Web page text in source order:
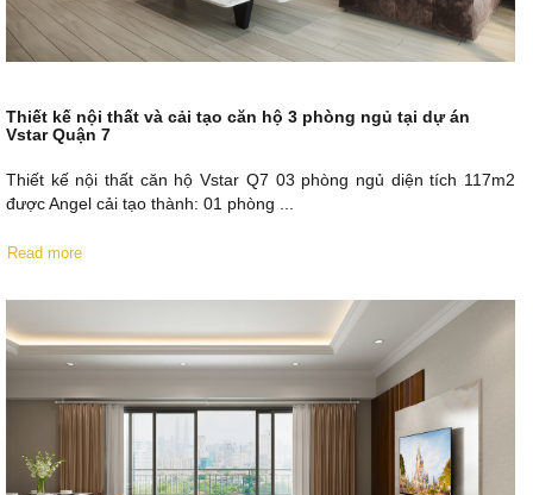
Thiết kế nội thất và cải tạo căn hộ 3 phòng ngủ tại dự án
Vstar Quận 7
Thiết kế nội thất căn hộ Vstar Q7 03 phòng ngủ diện tích 117m2
được Angel cải tạo thành: 01 phòng ...
Read more